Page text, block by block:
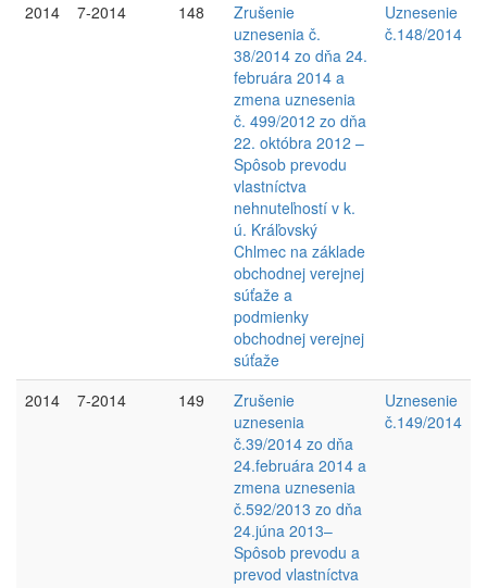
2014 7-2014 148
Zrušenie
uznesenia č.
38/2014 zo dňa 24.
februára 2014 a
zmena uznesenia
č. 499/2012 zo dňa
22. októbra 2012 –
Spôsob prevodu
vlastníctva
nehnuteľností v k.
ú. Kráľovský
Chlmec na základe
obchodnej verejnej
súťaže a
podmienky
obchodnej verejnej
súťaže
Uznesenie
č.148/2014
2014 7-2014 149
Zrušenie
uznesenia
č.39/2014 zo dňa
24.februára 2014 a
zmena uznesenia
č.592/2013 zo dňa
24.júna 2013–
Spôsob prevodu a
prevod vlastníctva
Uznesenie
č.149/2014